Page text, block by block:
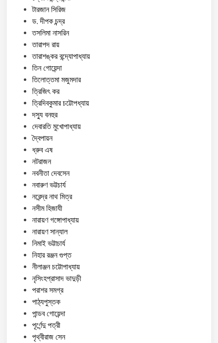
টারজান সিরিজ
ড. দীপক চন্দ্র
তসলিমা নাসরিন
তারাপদ রায়
তারাশঙ্কর বন্দ্যোপাধ্যায়
তিন গোয়েন্দা
তিলোত্তমা মজুমদার
ত্রিজিৎ কর
ত্রিদিবকুমার চট্টোপধ্যায়
দস্যু বনহুর
দেবারতি মুখোপাধ্যায়
দ্বৈপায়ন
ধ্রুব এষ
নটরাজন
নবনীতা দেবসেন
নবারুণ ভট্টচার্য
নরেন্দ্র নাথ মিত্র
নসীম হিজাযী
নারায়ণ গঙ্গোপাধ্যায়
নারায়ণ সান্যাল
নিমাই ভট্টাচার্য
নিহার রঞ্জন গুপ্ত
নীলাঞ্জন চট্টোপাধ্যায়
নৃসিংহপ্রাসাদ ভাদুড়ী
পরাশর সমগ্র
পাঠ্যপুস্তক
পান্ডব গোয়েন্দা
পূর্ণেন্দু পত্রী
পৃথ্বীরাজ সেন